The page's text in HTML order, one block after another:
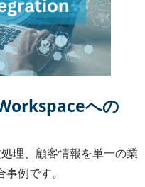
への
理、顧客情報を単一の業
例です。